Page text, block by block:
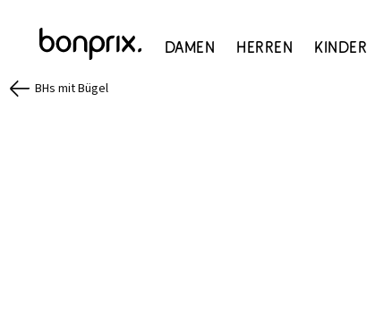
Damen Herren Kinder
BHs mit Bügel